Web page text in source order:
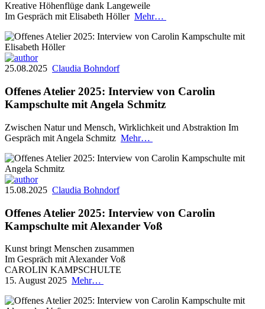
Kreative Höhenflüge dank Langeweile
Im Gespräch mit Elisabeth Höller Mehr…
25.08.2025 Claudia Bohndorf
Offenes Atelier 2025: Interview von Carolin
Kampschulte mit Angela Schmitz
Zwischen Natur und Mensch, Wirklichkeit und Abstraktion Im
Gespräch mit Angela Schmitz Mehr…
15.08.2025 Claudia Bohndorf
Offenes Atelier 2025: Interview von Carolin
Kampschulte mit Alexander Voß
Kunst bringt Menschen zusammen
Im Gespräch mit Alexander Voß
CAROLIN KAMPSCHULTE
15. August 2025 Mehr…